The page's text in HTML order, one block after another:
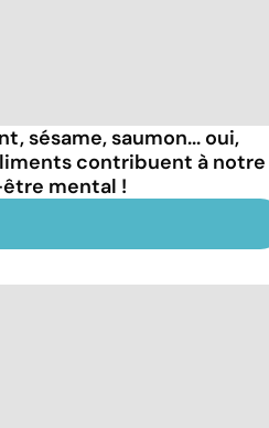
sésame, saumon... oui,
contribuent à notre
mental !